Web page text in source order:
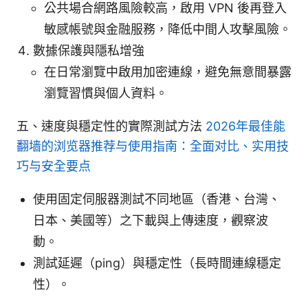
公共場合網路風險較高，啟用 VPN 後再登入
敏感帳號與金融服務，降低中間人攻擊風險。
數據保護與隱私增強
在日常瀏覽中啟用加密連線，避免無意間暴露
瀏覽習慣與個人資料。
五、速度與穩定性的實際測試方法 2026年最佳能
翻墙的浏览器推荐与使用指南：全面对比、实用技
巧与安全要点
使用固定伺服器測試不同地區（香港、台灣、
日本、美國等）之下載與上傳速度，觀察波
動。
測試延遲（ping）與穩定性（長時間連線穩定
性）。